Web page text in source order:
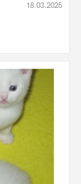
18.03.2025